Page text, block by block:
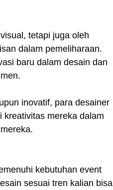
tetapi juga oleh
dalam pemeliharaan.
baru dalam desain dan
inovatif, para desainer
kreativitas mereka dalam
kebutuhan event
sesuai tren kalian bisa